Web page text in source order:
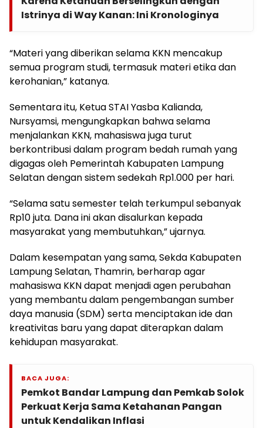
Istrinya di Way Kanan: Ini Kronologinya
“Materi yang diberikan selama KKN mencakup
semua program studi, termasuk materi etika dan
kerohanian,” katanya.
Sementara itu, Ketua STAI Yasba Kalianda,
Nursyamsi, mengungkapkan bahwa selama
menjalankan KKN, mahasiswa juga turut
berkontribusi dalam program bedah rumah yang
digagas oleh Pemerintah Kabupaten Lampung
Selatan dengan sistem sedekah Rp1.000 per hari.
“Selama satu semester telah terkumpul sebanyak
Rp10 juta. Dana ini akan disalurkan kepada
masyarakat yang membutuhkan,” ujarnya.
Dalam kesempatan yang sama, Sekda Kabupaten
Lampung Selatan, Thamrin, berharap agar
mahasiswa KKN dapat menjadi agen perubahan
yang membantu dalam pengembangan sumber
daya manusia (SDM) serta menciptakan ide dan
kreativitas baru yang dapat diterapkan dalam
kehidupan masyarakat.
BACA JUGA:
Pemkot Bandar Lampung dan Pemkab Solok
Perkuat Kerja Sama Ketahanan Pangan
untuk Kendalikan Inflasi